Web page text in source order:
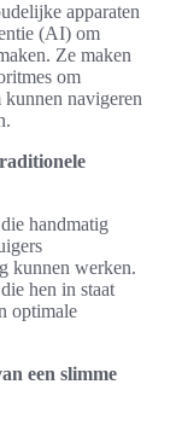
apparaten
(AI) om
Ze maken
om
kunnen navigeren
handmatig
kunnen werken.
hen in staat
optimale
een slimme